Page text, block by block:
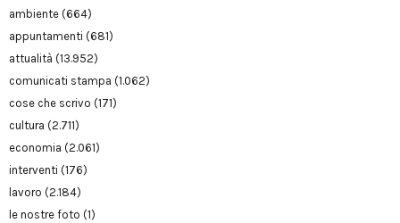
ambiente (664)
appuntamenti (681)
attualità (13.952)
comunicati stampa (1.062)
cose che scrivo (171)
cultura (2.711)
economia (2.061)
interventi (176)
lavoro (2.184)
le nostre foto (1)